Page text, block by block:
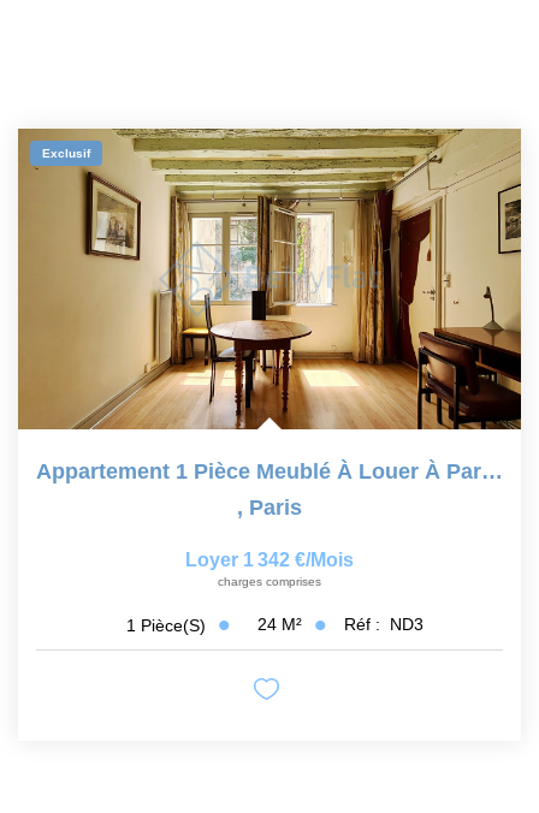
Exclusif
Appartement 1 Pièce Meublé À Louer À Paris 75005
, Paris
Loyer 1 342 €/mois
charges comprises
1 Pièce(s) 24 M² Réf : ND3